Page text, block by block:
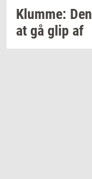
Klum­me: Den
at gå glip af